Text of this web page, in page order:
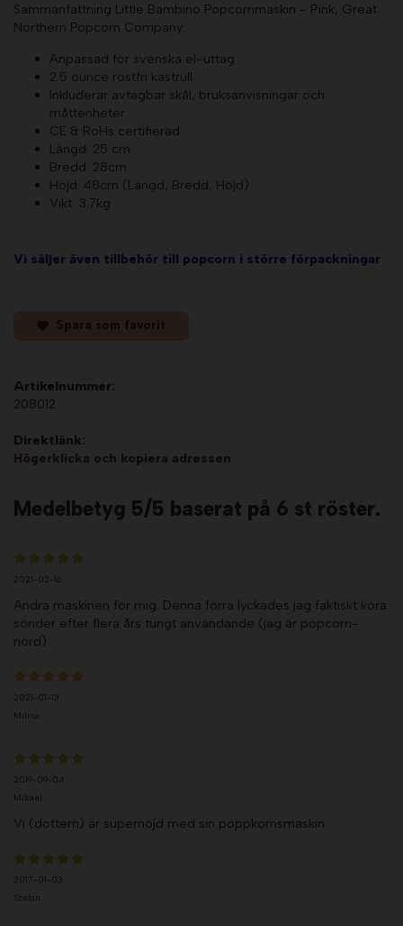
Sammanfattning Little Bambino Popcornmaskin - Pink, Great
Northern Popcorn Company:
Anpassad för svenska el-uttag
2.5 ounce rostfri kastrull
Inkluderar avtagbar skål, bruksanvisningar och
måttenheter
CE & RoHs certifierad
Längd: 25 cm
Bredd: 28cm
Höjd: 48cm (Längd, Bredd, Höjd)
Vikt: 3.7kg
Vi säljer även tillbehör till popcorn i större förpackningar
Spara som favorit
Artikelnummer:
208012
Direktlänk:
Högerklicka och kopiera adressen
Medelbetyg 5/5 baserat på 6 st röster.
2021-02-16
Andra maskinen för mig. Denna förra lyckades jag faktiskt köra
sönder efter flera års tungt användande (jag är popcorn-
nörd)
2021-01-13
Milina
2019-09-04
Mikael
Vi (dottern) är supernöjd med sin poppkornsmaskin
2017-01-03
Stefan